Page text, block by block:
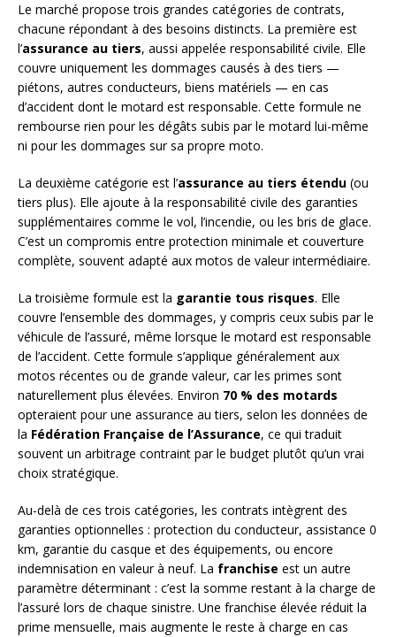
Le marché propose trois grandes catégories de contrats,
chacune répondant à des besoins distincts. La première est
l’assurance au tiers, aussi appelée responsabilité civile. Elle
couvre uniquement les dommages causés à des tiers —
piétons, autres conducteurs, biens matériels — en cas
d’accident dont le motard est responsable. Cette formule ne
rembourse rien pour les dégâts subis par le motard lui-même
ni pour les dommages sur sa propre moto.
La deuxième catégorie est l’assurance au tiers étendu (ou
tiers plus). Elle ajoute à la responsabilité civile des garanties
supplémentaires comme le vol, l’incendie, ou les bris de glace.
C’est un compromis entre protection minimale et couverture
complète, souvent adapté aux motos de valeur intermédiaire.
La troisième formule est la garantie tous risques. Elle
couvre l’ensemble des dommages, y compris ceux subis par le
véhicule de l’assuré, même lorsque le motard est responsable
de l’accident. Cette formule s’applique généralement aux
motos récentes ou de grande valeur, car les primes sont
naturellement plus élevées. Environ 70 % des motards
opteraient pour une assurance au tiers, selon les données de
la Fédération Française de l’Assurance, ce qui traduit
souvent un arbitrage contraint par le budget plutôt qu’un vrai
choix stratégique.
Au-delà de ces trois catégories, les contrats intègrent des
garanties optionnelles : protection du conducteur, assistance 0
km, garantie du casque et des équipements, ou encore
indemnisation en valeur à neuf. La franchise est un autre
paramètre déterminant : c’est la somme restant à la charge de
l’assuré lors de chaque sinistre. Une franchise élevée réduit la
prime mensuelle, mais augmente le reste à charge en cas